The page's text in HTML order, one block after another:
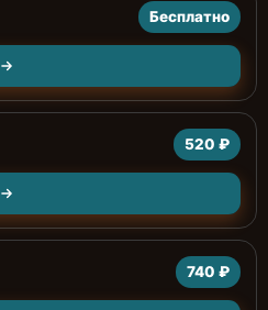
Бесплатно
520 ₽
740 ₽